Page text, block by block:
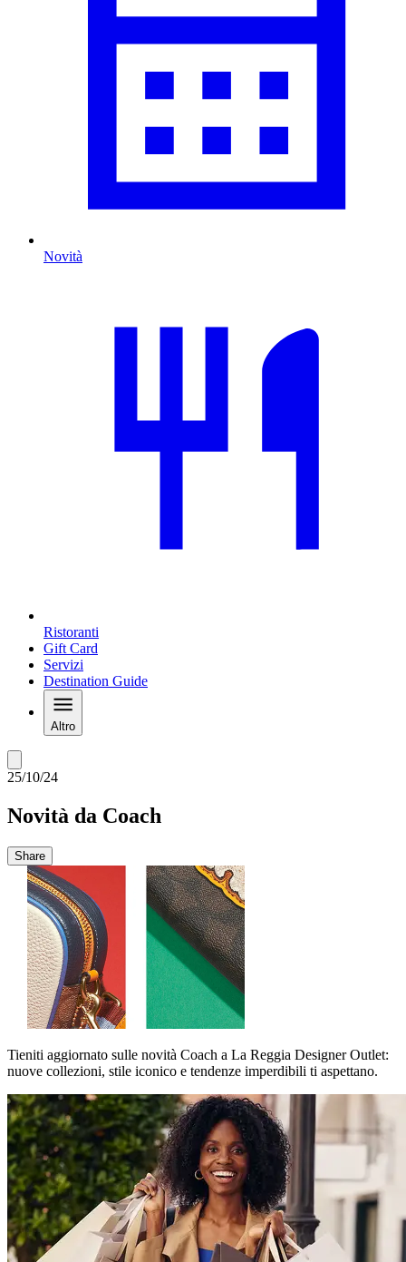
Novità
Ristoranti
Gift Card
Servizi
Destination Guide
Altro
25/10/24
Novità da Coach
Share
Tieniti aggiornato sulle novità Coach a La Reggia Designer Outlet:
nuove collezioni, stile iconico e tendenze imperdibili ti aspettano.